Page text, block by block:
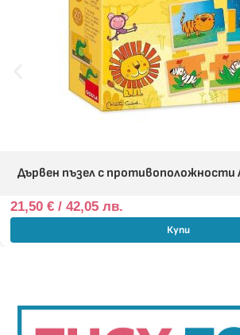
Дървен пъзел с противоположности
21,50€ / 42,05 лв.
Купи